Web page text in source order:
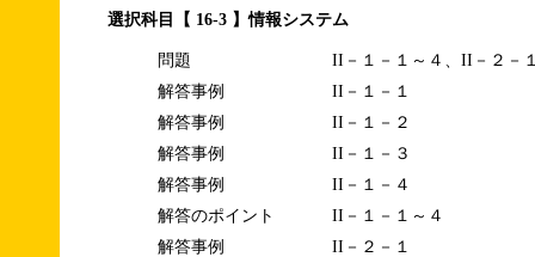
選択科目【 16-3 】情報システム
問題
II－１－１～４、II－２－
解答事例
II－１－１
解答事例
II－１－２
解答事例
II－１－３
解答事例
II－１－４
解答のポイント
II－１－１～４
解答事例
II－２－１